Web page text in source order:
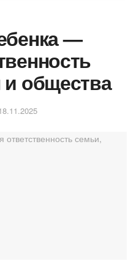
—
общества